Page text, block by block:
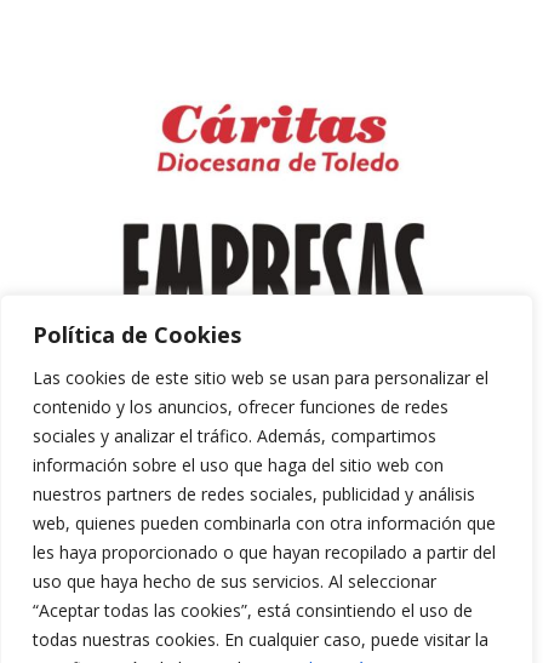
Política de Cookies
Las cookies de este sitio web se usan para personalizar el
contenido y los anuncios, ofrecer funciones de redes
sociales y analizar el tráfico. Además, compartimos
información sobre el uso que haga del sitio web con
nuestros partners de redes sociales, publicidad y análisis
web, quienes pueden combinarla con otra información que
les haya proporcionado o que hayan recopilado a partir del
uso que haya hecho de sus servicios. Al seleccionar
“Aceptar todas las cookies”, está consintiendo el uso de
todas nuestras cookies. En cualquier caso, puede visitar la
Aviso Legal y Política de Privacidad
Política de Cookies